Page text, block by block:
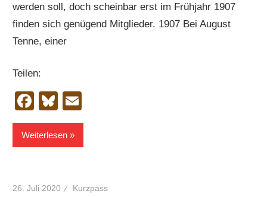
werden soll, doch scheinbar erst im Frühjahr 1907
finden sich genügend Mitglieder. 1907 Bei August
Tenne, einer
Teilen:
Facebook
Bluesky
Weiterlesen
26. Juli 2020 Kurzpass